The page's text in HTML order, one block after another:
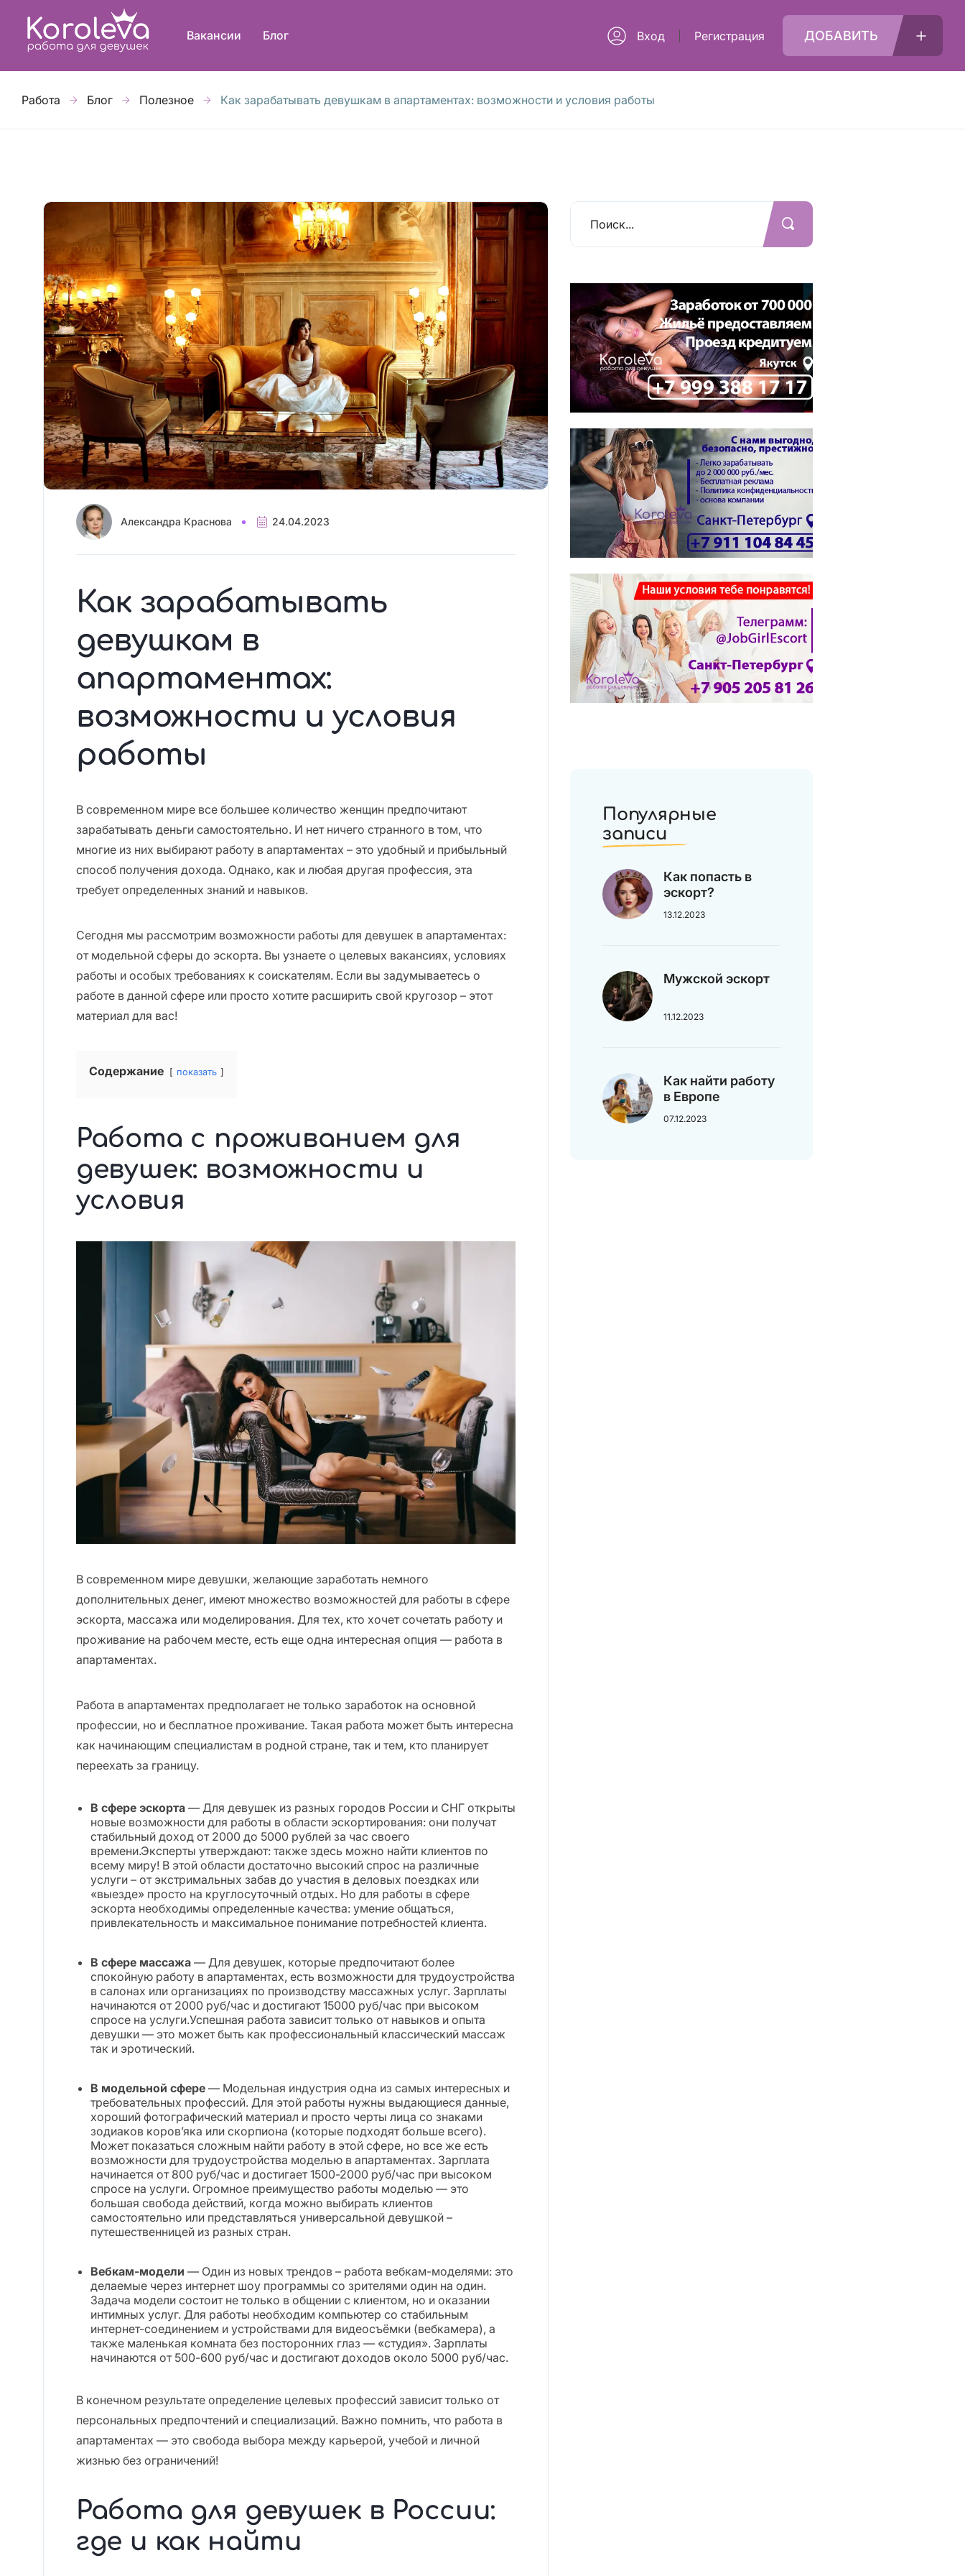
Вакансии Блог Вход Регистрация ДОБАВИТЬ
Работа Блог Полезное Как зарабатывать девушкам в апартаментах: возможности и условия работы
Александра Краснова 24.04.2023
Как зарабатывать
девушкам в
апартаментах:
возможности и условия
работы
В современном мире все большее количество женщин предпочитают
зарабатывать деньги самостоятельно. И нет ничего странного в том, что
многие из них выбирают работу в апартаментах – это удобный и прибыльный
способ получения дохода. Однако, как и любая другая профессия, эта
требует определенных знаний и навыков.
Сегодня мы рассмотрим возможности работы для девушек в апартаментах:
от модельной сферы до эскорта. Вы узнаете о целевых вакансиях, условиях
работы и особых требованиях к соискателям. Если вы задумываетесь о
работе в данной сфере или просто хотите расширить свой кругозор – этот
материал для вас!
Содержание показать
Работа с проживанием для
девушек: возможности и
условия
В современном мире девушки, желающие заработать немного
дополнительных денег, имеют множество возможностей для работы в сфере
эскорта, массажа или моделирования. Для тех, кто хочет сочетать работу и
проживание на рабочем месте, есть еще одна интересная опция — работа в
апартаментах.
Работа в апартаментах предполагает не только заработок на основной
профессии, но и бесплатное проживание. Такая работа может быть интересна
как начинающим специалистам в родной стране, так и тем, кто планирует
переехать за границу.
В сфере эскорта — Для девушек из разных городов России и СНГ открыты
новые возможности для работы в области эскортирования: они получат
стабильный доход от 2000 до 5000 рублей за час своего
времени.Эксперты утверждают: также здесь можно найти клиентов по
всему миру! В этой области достаточно высокий спрос на различные
услуги – от экстримальных забав до участия в деловых поездках или
«выезде» просто на круглосуточный отдых. Но для работы в сфере
эскорта необходимы определенные качества: умение общаться,
привлекательность и максимальное понимание потребностей клиента.
В сфере массажа — Для девушек, которые предпочитают более
спокойную работу в апартаментах, есть возможности для трудоустройства
в салонах или организациях по производству массажных услуг. Зарплаты
начинаются от 2000 руб/час и достигают 15000 руб/час при высоком
спросе на услуги.Успешная работа зависит только от навыков и опыта
девушки — это может быть как профессиональный классический массаж
так и эротический.
В модельной сфере — Модельная индустрия одна из самых интересных и
требовательных профессий. Для этой работы нужны выдающиеся данные,
хороший фотографический материал и просто черты лица со знаками
зодиаков коров’яка или скорпиона (которые подходят больше всего).
Может показаться сложным найти работу в этой сфере, но все же есть
возможности для трудоустройства моделью в апартаментах. Зарплата
начинается от 800 руб/час и достигает 1500-2000 руб/час при высоком
спросе на услуги. Огромное преимущество работы моделью — это
большая свобода действий, когда можно выбирать клиентов
самостоятельно или представляться универсальной девушкой –
путешественницей из разных стран.
Вебкам-модели — Один из новых трендов – работа вебкам-моделями: это
делаемые через интернет шоу программы со зрителями один на один.
Задача модели состоит не только в общении с клиентом, но и оказании
интимных услуг. Для работы необходим компьютер со стабильным
интернет-соединением и устройствами для видеосъёмки (вебкамера), а
также маленькая комната без посторонних глаз — «студия». Зарплаты
начинаются от 500-600 руб/час и достигают доходов около 5000 руб/час.
В конечном результате определение целевых профессий зависит только от
персональных предпочтений и специализаций. Важно помнить, что работа в
апартаментах — это свобода выбора между карьерой, учебой и личной
жизнью без ограничений!
Работа для девушек в России:
где и как найти
Популярные
записи
Как попасть в
эскорт?
13.12.2023
Мужской эскорт
11.12.2023
Как найти работу
в Европе
07.12.2023